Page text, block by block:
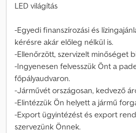
LED világítás
-Egyedi finanszírozási és
kérésre akár előleg nélkül is.
-Ellenőrzött, szervizelt minőséget
-Ingyenesen felvesszük Önt a
főpályaudvaron.
-Járművét országosan, kedvező
-Elintézzük Ön helyett a jármű
-Export ügyintézést és export
szervezünk Önnek.